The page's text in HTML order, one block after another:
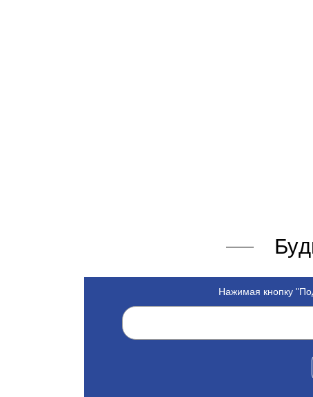
Нажимая кнопку